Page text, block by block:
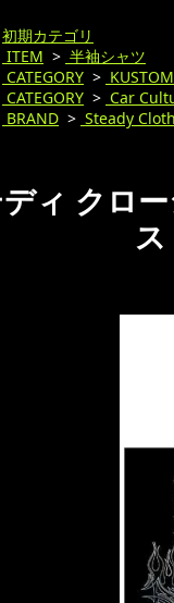
初期カテゴリ
ITEM > 半袖シャツ
CATEGORY >
CATEGORY > Car
BRAND > Steady
ィ クロ